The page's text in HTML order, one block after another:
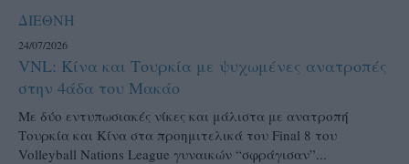
ΔΙΕΘΝΗ
24/07/2026
VNL: Κίνα και Τουρκία με ψυχωμένες ανατροπές
στην 4άδα του Μακάο
Με δύο εντυπωσιακές νίκες και μάλιστα με ανατροπή
Τουρκία και Κίνα στα προημιτελικά του Final 8 του
Volleyball Nations League γυναικών “σφράγισαν”...